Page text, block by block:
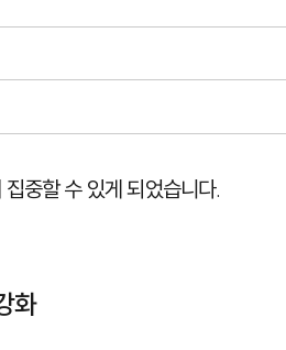
중할 수 있게 되었습니다.
화